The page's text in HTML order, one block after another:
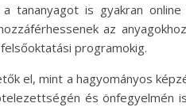
tananyagot is gyakran
az
programokig.
el, mint a hagyományos
és önfegyelmén